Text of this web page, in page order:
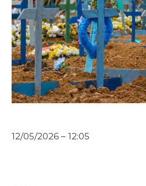
12/05/2026 – 12:05